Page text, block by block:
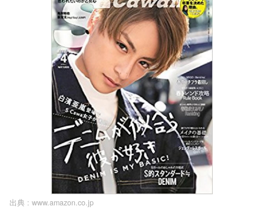
出典 : www.amazon.co.jp